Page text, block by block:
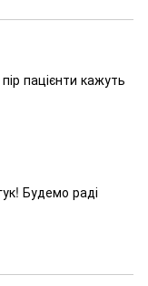
пацієнти кажуть
Будемо раді